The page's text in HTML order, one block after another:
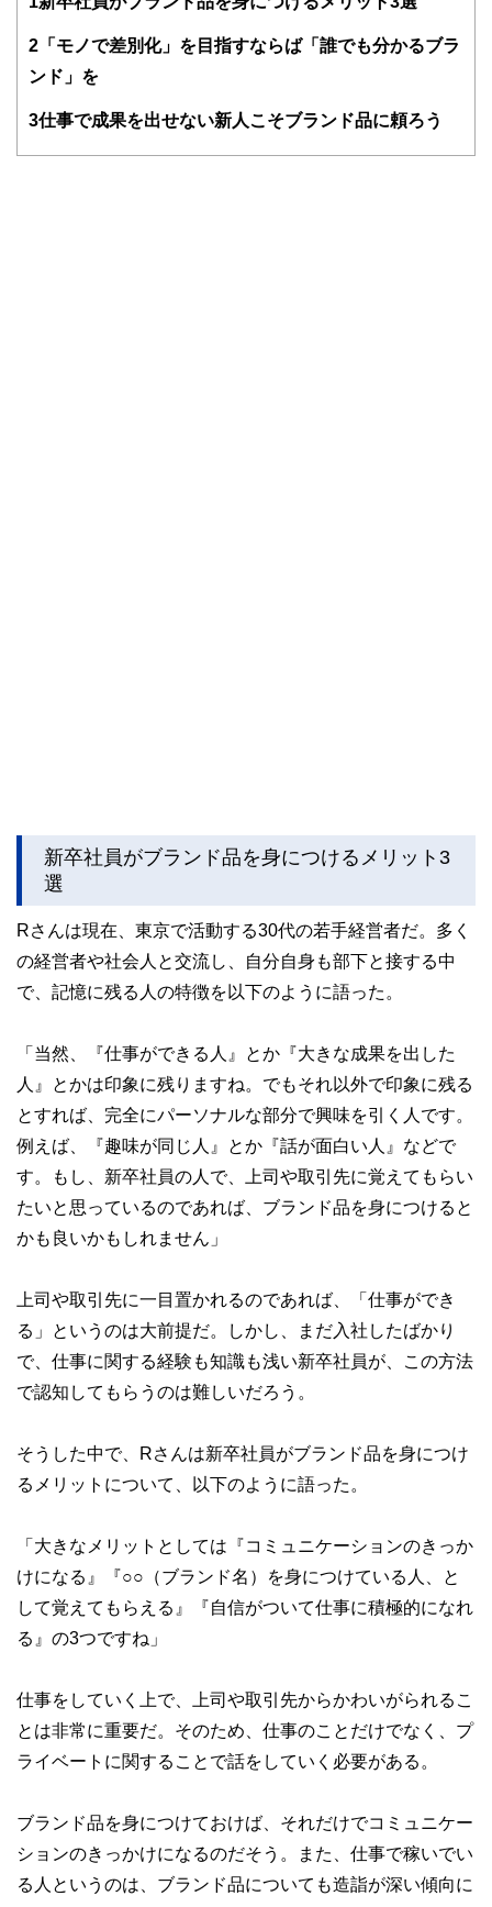
得者を中心に「お金や暮らし」に関する書籍・雑誌の編集経
験者で構成され、企画立案から記事掲載まですべての工程に
FinancialFieldの特徴は、ファイナンシャルプランナー、弁
ドバイザー、DCプランナー、公認会計士、社会保険労務
2 「モノで差別化」を目指すならば「誰でも分かるブラ
ンド」を
3仕事で成果を出せない新人こそブランド品に頼ろう
新卒社員がブランド品を身につけるメリット3
選
Rさんは現在、東京で活動する30代の若手経営者だ。多く
の経営者や社会人と交流し、自分自身も部下と接する中
で、記憶に残る人の特徴を以下のように語った。
「当然、『仕事ができる人』とか『大きな成果を出した
人』とかは印象に残りますね。でもそれ以外で印象に残る
とすれば、完全にパーソナルな部分で興味を引く人です。
例えば、『趣味が同じ人』とか『話が面白い人』などで
す。もし、新卒社員の人で、上司や取引先に覚えてもらい
たいと思っているのであれば、ブランド品を身につけると
かも良いかもしれません」
上司や取引先に一目置かれるのであれば、「仕事ができ
る」というのは大前提だ。しかし、まだ入社したばかり
で、仕事に関する経験も知識も浅い新卒社員が、この方法
で認知してもらうのは難しいだろう。
そうした中で、Rさんは新卒社員がブランド品を身につけ
るメリットについて、以下のように語った。
「大きなメリットとしては『コミュニケーションのきっか
けになる』『○○（ブランド名）を身につけている人、と
して覚えてもらえる』『自信がついて仕事に積極的になれ
る』の3つですね」
仕事をしていく上で、上司や取引先からかわいがられるこ
とは非常に重要だ。そのため、仕事のことだけでなく、プ
ライベートに関することで話をしていく必要がある。
ブランド品を身につけておけば、それだけでコミュニケー
ションのきっかけになるのだそう。また、仕事で稼いでい
る人というのは、ブランド品についても造詣が深い傾向に